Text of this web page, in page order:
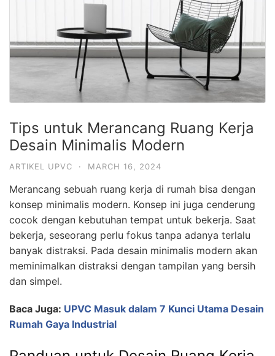
Tips untuk Merancang Ruang Kerja
Desain Minimalis Modern
ARTIKEL UPVC · MARCH 16, 2024
Merancang sebuah ruang kerja di rumah bisa dengan
konsep minimalis modern. Konsep ini juga cenderung
cocok dengan kebutuhan tempat untuk bekerja. Saat
bekerja, seseorang perlu fokus tanpa adanya terlalu
banyak distraksi. Pada desain minimalis modern akan
meminimalkan distraksi dengan tampilan yang bersih
dan simpel.
Baca Juga: UPVC Masuk dalam 7 Kunci Utama Desain
Rumah Gaya Industrial